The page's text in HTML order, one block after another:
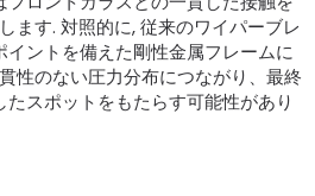
ます. 対照的に, 従来のワイパーブレ
ントを備えた剛性金属フレームに
性のない圧力分布につながり、最終
スポットをもたらす可能性があり